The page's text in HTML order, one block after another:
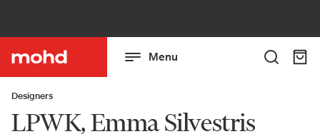
Menu
Designers
LPWK, Emma Silvestris